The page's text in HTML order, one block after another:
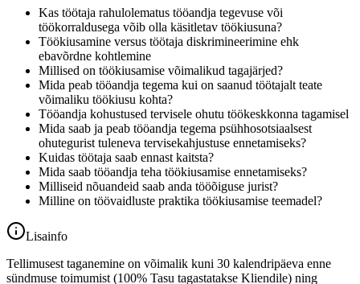
Kas töötaja rahulolematus tööandja tegevuse või
töökorraldusega võib olla käsitletav töökiusuna?
Töökiusamine versus töötaja diskrimineerimine ehk
ebavõrdne kohtlemine
Millised on töökiusamise võimalikud tagajärjed?
Mida peab tööandja tegema kui on saanud töötajalt teate
võimaliku töökiusu kohta?
Tööandja kohustused tervisele ohutu töökeskkonna tagamisel
Mida saab ja peab tööandja tegema psühhosotsiaalsest
ohutegurist tuleneva tervisekahjustuse ennetamiseks?
Kuidas töötaja saab ennast kaitsta?
Mida saab tööandja teha töökiusamise ennetamiseks?
Milliseid nõuandeid saab anda tööõiguse jurist?
Milline on töövaidluste praktika töökiusamise teemadel?
Lisainfo
Tellimusest taganemine on võimalik kuni 30 kalendripäeva enne
sündmuse toimumist (100% Tasu tagastatakse Kliendile) ning